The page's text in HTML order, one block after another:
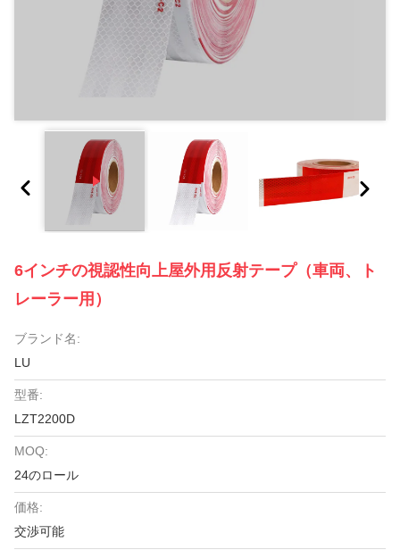
6インチの視認性向上屋外用反射テープ（車両、ト
レーラー用）
ブランド名:
LU
型番:
LZT2200D
MOQ:
24のロール
価格:
交渉可能